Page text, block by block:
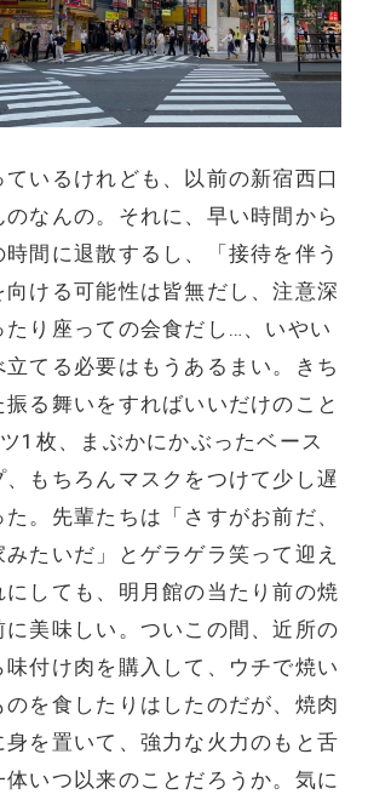
いるけれども、以前の新宿西口
なんの。それに、早い時間から
間に退散するし、「接待を伴う
ける可能性は皆無だし、注意深
たり座っての会食だし…、いやい
てる必要はもうあるまい。きち
る舞いをすればいいだけのこと
1枚、まぶかにかぶったベース
もちろんマスクをつけて少し遅
。先輩たちは「さすがお前だ、
たいだ」とゲラゲラ笑って迎え
にしても、明月館の当たり前の焼
に美味しい。ついこの間、近所の
付け肉を購入して、ウチで焼い
を食したりはしたのだが、焼肉
身を置いて、強力な火力のもと舌
いつ以来のことだろうか。気に